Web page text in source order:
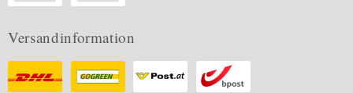
Versandinformation